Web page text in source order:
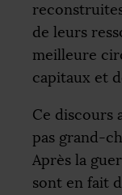
de leurs
meilleure
capitaux et
Ce discours
pas grand-
Après la
sont en fait